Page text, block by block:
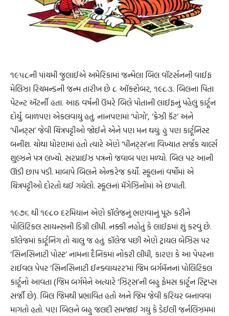
૧૯૫૮ની પાંચમી જુલાઈએ અમેરિકામાં જન્મેલા બિલ વૉટર્સનની વાઈફ
મેલિઝા રિચમન્ડની જન્મ તારીખ છે ૮ ઑક્ટોબર, ૧૯૮૩. બિલના પિતા
પેટન્ટ ઍટર્ની હતા. આઠ વર્ષની ઉંમરે બિલે પોતાની લાઈફનું પહેલું કાર્ટૂન
દોર્યું. બાળપણ એકલવાયું હતું. નાનપણમાં ‘પોગો’, ‘ક્રેઝી કૅટ’ અને
‘પીનટ્સ’ જેવી ચિત્રપટ્ટીઓ જોઈને એને પણ મન થયું: હું પણ કાર્ટૂનિસ્ટ
બનીશ. ચોથા ધોરણમાં હતો ત્યારે એણે ‘પીનટ્સ’ના વિખ્યાત સર્જક ચાર્લ્સ
શુલ્ઝને પત્ર લખ્યો. સરપ્રાઈઝ પત્રનો જવાબ પણ મળ્યો. બિલ પર આની
ઊંડી છાપ પડી. માબાપે બિલને એન્કરેજ કર્યો. સ્કૂલનાં વર્ષોમાં એ
ચિત્રપટ્ટીઓ દોરતો થઈ ગયેલો. સ્કૂલનાં મૅગેઝિનોમાં એ છપાતી.
૧૯૭૬ થી ૧૯૮૦ દરમિયાન એણે કૉલેજનું ભણવાનું પૂરું કરીને
પોલિટિકલ સાયન્સની ડિગ્રી લીધી. નક્કી નહોતું કે લાઈફમાં શું કરવું છે.
કૉલેજમાં કાર્ટૂનિંગ તો ચાલુ જ હતું. કૉલેજ પછી એણે ટ્રાયલ બેઝિસ પર
‘સિનસિનાટી પોસ્ટ’ નામના દૈનિકમાં નોકરી લીધી, કારણ કે આ પેપરના
રાઈવલ પેપર ‘સિનસિનાટી ઈન્ક્વાયરર’માં જિમ બર્ગમૅનનાં પોલિટિકલ
કાર્ટૂનો આવતા (જિમ બર્ગમેને અત્યારે ‘ઝિટ્સ’ની બહુ ફેમસ કાર્ટૂન સ્ટ્રિપ્સ
સર્જી છે). બિલ જિમથી પ્રભાવિત હતો અને જિમ જેવી કરિયર બનાવવા
માગતો હતો. પણ બિલને બહુ જલદી સમજાઈ ગયું કે ડેઈલી જર્નલિઝમમાં